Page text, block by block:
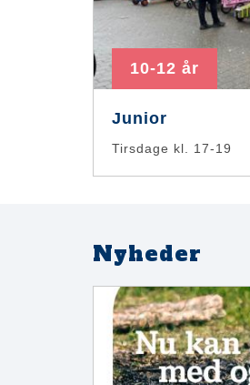
10-12 år
Junior
Tirsdage kl. 17-19
Nyheder